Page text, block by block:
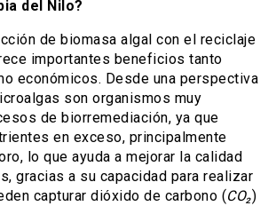
del Nilo?
de biomasa algal con el reciclaje
importantes beneficios tanto
económicos. Desde una perspectiva
son organismos muy
de biorremediación, ya que
en exceso, principalmente
lo que ayuda a mejorar la calidad
gracias a su capacidad para realizar
capturar dióxido de carbono (CO₂)